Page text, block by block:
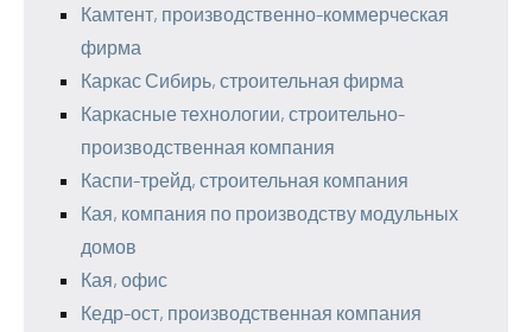
Камтент, производственно-коммерческая
фирма
Каркас Сибирь, строительная фирма
Каркасные технологии, строительно-
производственная компания
Каспи-трейд, строительная компания
Кая, компания по производству модульных
домов
Кая, офис
Кедр-ост, производственная компания